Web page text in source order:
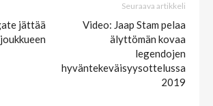
jättää
Seuraava artikkeli
Video: Jaap Stam pelaa
älyttömän kovaa
legendojen
hyväntekeväisyysottelussa
2019